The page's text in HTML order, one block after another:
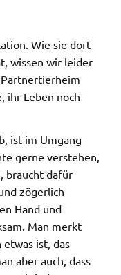
Wie sie dort
wissen wir leider
ihr Leben noch
ist im Umgang
gerne verstehen,
braucht dafür
zögerlich
Hand und
Man merkt
etwas ist, das
aber auch, dass